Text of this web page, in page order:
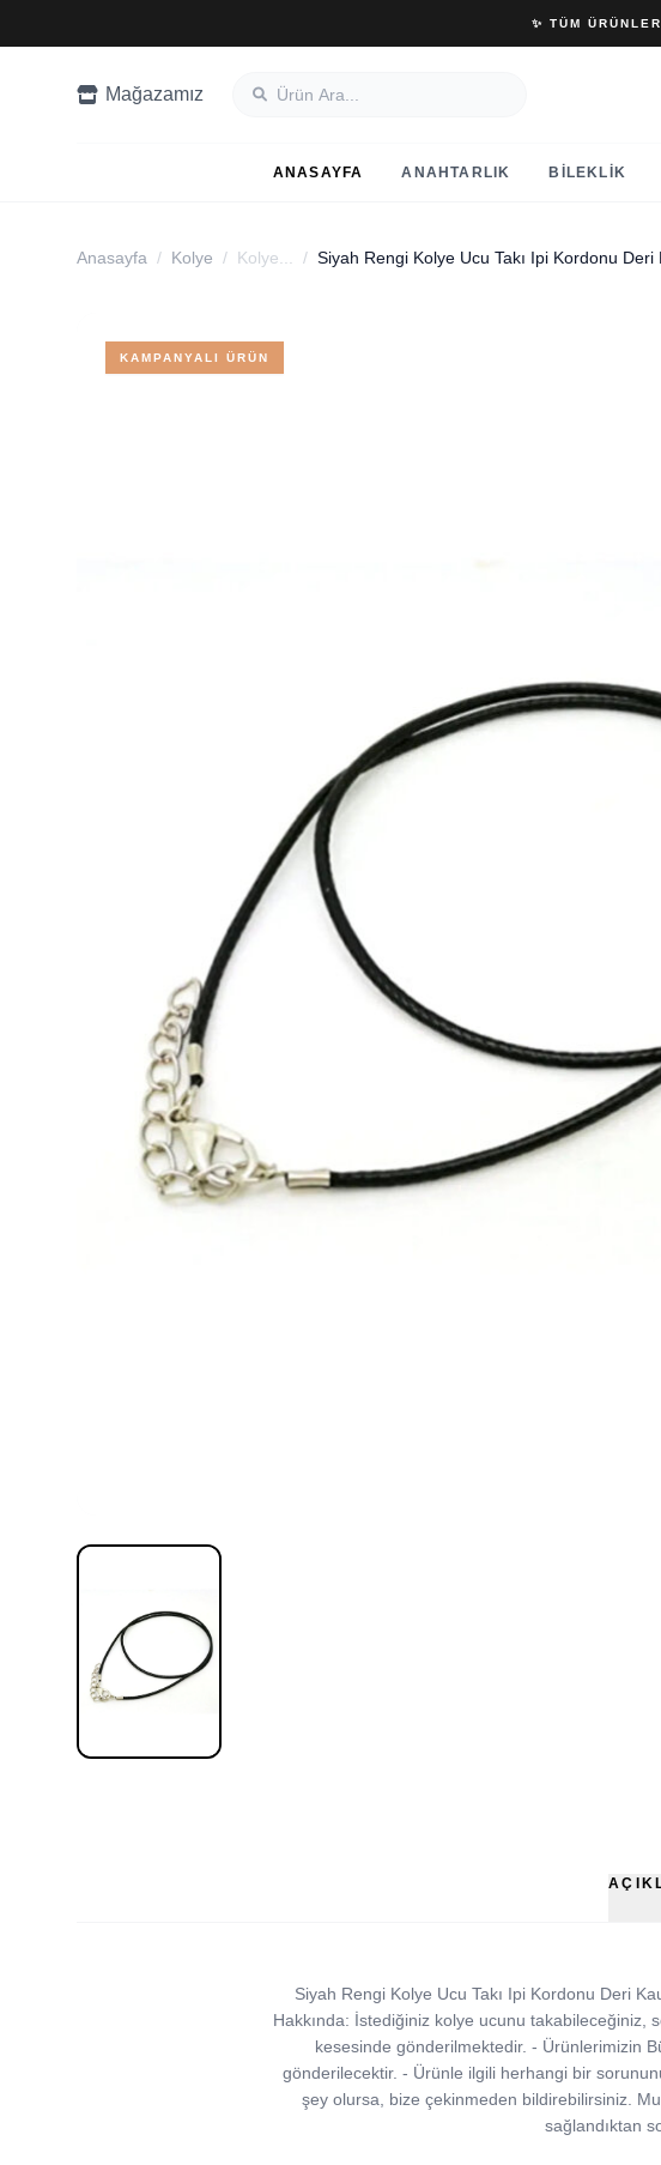
✨ TÜM
Mağazamız
ANASAYFA ANAHTARLIK BILEKLIK
Anasayfa / Kolye / Kolye... /
KAMPANYALI ÜRÜN
Siyah Rengi Kolye Ucu Takı Ipi Kordonu Deri
Hakkında: İstediğiniz kolye ucunu takabileceğiniz,
kesesinde gönderilmektedir. - Ürünlerimizin
gönderilecektir. - Ürünle ilgili herhangi bir
şey olursa, bize çekinmeden bildirebilirsiniz.
sağlandıktan